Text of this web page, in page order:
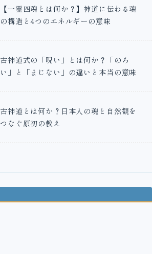
【一霊四魂とは何か？】神道に伝わる魂
の構造と4つのエネルギーの意味
古神道式の「呪い」とは何か？「のろ
い」と「まじない」の違いと本当の意味
古神道とは何か？日本人の魂と自然観を
つなぐ原初の教え